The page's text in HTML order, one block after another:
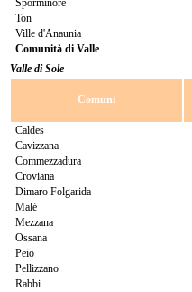
Sporminore
Ton
Ville d'Anaunia
Comunità di Valle
Valle di Sole
Comuni
Caldes
Cavizzana
Commezzadura
Croviana
Dimaro Folgarida
Malé
Mezzana
Ossana
Peio
Pellizzano
Rabbi